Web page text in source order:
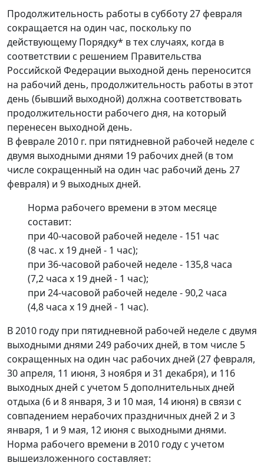
Продолжительность работы в субботу 27 февраля
сокращается на один час, поскольку по
действующему Порядку* в тех случаях, когда в
соответствии с решением Правительства
Российской Федерации выходной день переносится
на рабочий день, продолжительность работы в этот
день (бывший выходной) должна соответствовать
продолжительности рабочего дня, на который
перенесен выходной день.
В феврале 2010 г. при пятидневной рабочей неделе с
двумя выходными днями 19 рабочих дней (в том
числе сокращенный на один час рабочий день 27
февраля) и 9 выходных дней.
Норма рабочего времени в этом месяце
составит:
при 40-часовой рабочей неделе - 151 час
(8 час. х 19 дней - 1 час);
при 36-часовой рабочей неделе - 135,8 часа
(7,2 часа х 19 дней - 1 час);
при 24-часовой рабочей неделе - 90,2 часа
(4,8 часа х 19 дней - 1 час).
В 2010 году при пятидневной рабочей неделе с двумя
выходными днями 249 рабочих дней, в том числе 5
сокращенных на один час рабочих дней (27 февраля,
30 апреля, 11 июня, 3 ноября и 31 декабря), и 116
выходных дней с учетом 5 дополнительных дней
отдыха (6 и 8 января, 3 и 10 мая, 14 июня) в связи с
совпадением нерабочих праздничных дней 2 и 3
января, 1 и 9 мая, 12 июня с выходными днями.
Норма рабочего времени в 2010 году с учетом
вышеизложенного составляет: